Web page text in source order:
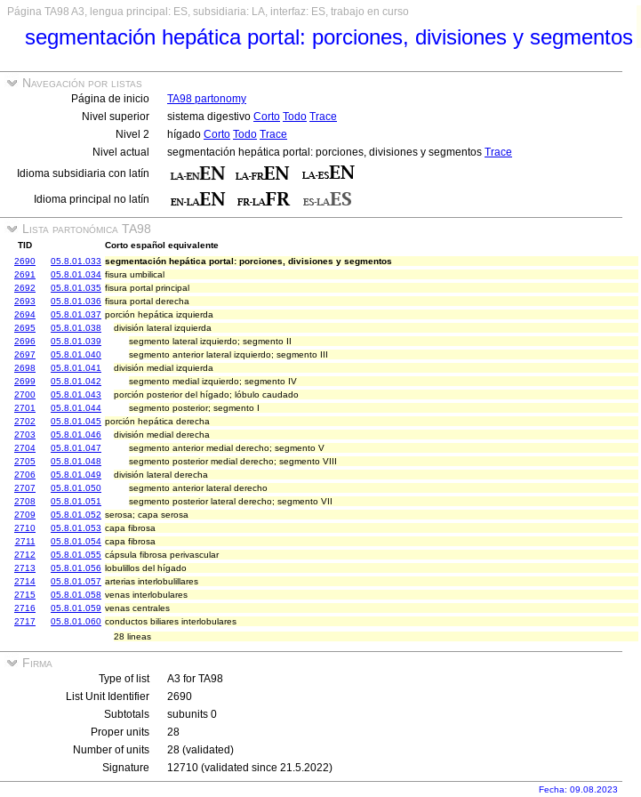
Página TA98 A3, lengua principal: ES, subsidiaria: LA, interfaz: ES, trabajo en curso
segmentación hepática portal: porciones, divisiones y segmentos
Navegación por listas
Página de inicio
TA98 partonomy
Nivel superior
sistema digestivo Corto Todo Trace
Nivel 2
hígado Corto Todo Trace
Nivel actual
segmentación hepática portal: porciones, divisiones y segmentos Trace
Idioma subsidiaria con latín
Idioma principal no latín
Lista partonómica TA98
TID Corto español equivalente
2690
05.8.01.033 segmentación hepática portal: porciones, divisiones y segmentos
2691
05.8.01.034 fisura umbilical
2692
05.8.01.035 fisura portal principal
2693
05.8.01.036 fisura portal derecha
2694
05.8.01.037 porción hepática izquierda
2695
05.8.01.038 división lateral izquierda
2696
05.8.01.039 segmento lateral izquierdo; segmento II
2697
05.8.01.040 segmento anterior lateral izquierdo; segmento III
2698
05.8.01.041 división medial izquierda
2699
05.8.01.042 segmento medial izquierdo; segmento IV
2700
05.8.01.043 porción posterior del hígado; lóbulo caudado
2701
05.8.01.044 segmento posterior; segmento I
2702
05.8.01.045 porción hepática derecha
2703
05.8.01.046 división medial derecha
2704
05.8.01.047 segmento anterior medial derecho; segmento V
2705
05.8.01.048 segmento posterior medial derecho; segmento VIII
2706
05.8.01.049 división lateral derecha
2707
05.8.01.050 segmento anterior lateral derecho
2708
05.8.01.051 segmento posterior lateral derecho; segmento VII
2709
05.8.01.052 serosa; capa serosa
2710
05.8.01.053 capa fibrosa
2711
05.8.01.054 capa fibrosa
2712
05.8.01.055 cápsula fibrosa perivascular
2713
05.8.01.056 lobulillos del hígado
2714
05.8.01.057 arterias interlobulillares
2715
05.8.01.058 venas interlobulares
2716
05.8.01.059 venas centrales
2717
05.8.01.060 conductos biliares interlobulares
28 lineas
Firma
Type of list
A3 for TA98
List Unit Identifier
2690
Subtotals
subunits 0
Proper units
28
Number of units
28 (validated)
Signature
12710 (validated since 21.5.2022)
Fecha: 09.08.2023